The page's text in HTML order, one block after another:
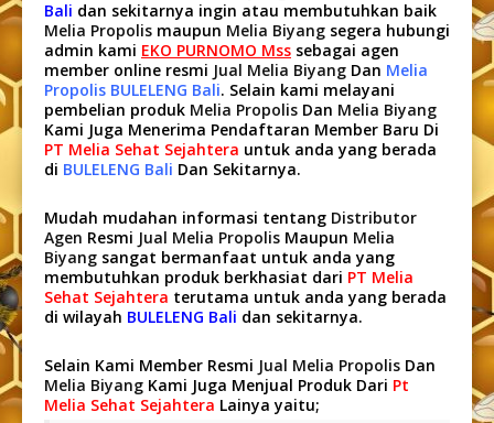
Bali dan sekitarnya ingin atau membutuhkan baik
Melia Propolis maupun Melia Biyang segera hubungi
admin kami EKO PURNOMO Mss sebagai agen
member online resmi Jual Melia Biyang Dan Melia
Propolis BULELENG Bali. Selain kami melayani
pembelian produk Melia Propolis Dan Melia Biyang
Kami Juga Menerima Pendaftaran Member Baru Di
PT Melia Sehat Sejahtera untuk anda yang berada
di BULELENG Bali Dan Sekitarnya.
Mudah mudahan informasi tentang Distributor
Agen Resmi Jual Melia Propolis Maupun Melia
Biyang sangat bermanfaat untuk anda yang
membutuhkan produk berkhasiat dari PT Melia
Sehat Sejahtera terutama untuk anda yang berada
di wilayah BULELENG Bali dan sekitarnya.
Selain Kami Member Resmi Jual Melia Propolis Dan
Melia Biyang Kami Juga Menjual Produk Dari Pt
Melia Sehat Sejahtera Lainya yaitu;